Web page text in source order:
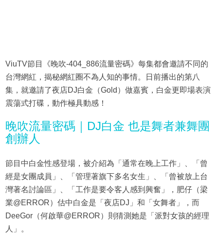
ViuTV節目《晚吹-404_886流量密碼》每集都會邀請不同的
台灣網紅，揭秘網紅圈不為人知的事情。日前播出的第八
集，就邀請了夜店DJ白金（Gold）做嘉賓，白金更即場表演
震蕩式打碟，動作極具動感！
晚吹流量密碼｜DJ白金 也是舞者兼舞團
創辦人
節目中白金性感登場，被介紹為「通常在晚上工作」、「曾
經是女團成員」、「管理著旗下多名女生」、「曾被放上台
灣著名討論區」、「工作是要令客人感到興奮」，肥仔（梁
業@ERROR）估中白金是「夜店DJ」和「女舞者」，而
DeeGor（何啟華@ERROR）則猜測她是「派對女孩的經理
人」。